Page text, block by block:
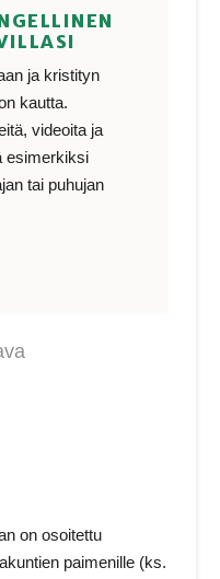
ja kristityn
kautta.
videoita ja
esimerkiksi
tai puhujan
on osoitettu
paimenille (ks.